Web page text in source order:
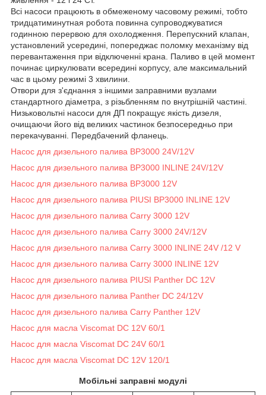
Всі насоси працюють в обмеженому часовому режимі, тобто
тридцатиминутная робота повинна супроводжуватися
годинною перервою для охолодження. Перепускний клапан,
установлений усередині, попереджає поломку механізму від
перевантаження при відключенні крана. Паливо в цей момент
починає циркулювати всередині корпусу, але максимальний
час в цьому режимі 3 хвилини.
Отвори для з'єднання з іншими заправними вузлами
стандартного діаметра, з різьбленням по внутрішній частині.
Низьковольтні насоси для ДП покращує якість дизеля,
очищаючи його від великих частинок безпосередньо при
перекачуванні. Передбачений фланець.
Насос для дизельного палива BP3000 24V/12V
Насос для дизельного палива BP3000 INLINE 24V/12V
Насос для дизельного палива BP3000 12V
Насос для дизельного палива PIUSI BP3000 INLINE 12V
Насос для дизельного палива Carry 3000 12V
Насос для дизельного палива Carry 3000 24V/12V
Насос для дизельного палива Carry 3000 INLINE 24V /12 V
Насос для дизельного палива Carry 3000 INLINE 12V
Насос для дизельного палива PIUSI Panther DC 12V
Насос для дизельного палива Panther DC 24/12V
Насос для дизельного палива Carry Panther 12V
Насос для масла Viscomat DC 12V 60/1
Насос для масла Viscomat DC 24V 60/1
Насос для масла Viscomat DC 12V 120/1
Мобільні заправні модулі